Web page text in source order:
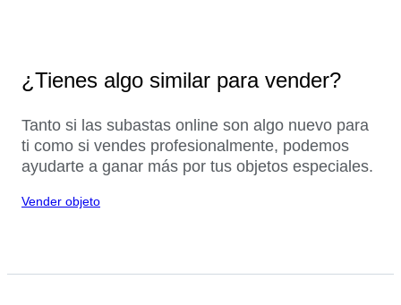
¿Tienes algo similar para vender?
Tanto si las subastas online son algo nuevo para
ti como si vendes profesionalmente, podemos
ayudarte a ganar más por tus objetos especiales.
Vender objeto